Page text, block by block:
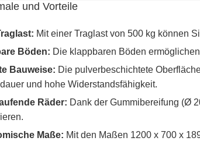
und Vorteile
Mit einer Traglast von 500 kg können
Böden: Die klappbaren Böden
Bauweise: Die pulverbeschichtete
und hohe Widerstandsfähigkeit.
Räder: Dank der Gummibereifung (Ø
Maße: Mit den Maßen 1200 x 700 x